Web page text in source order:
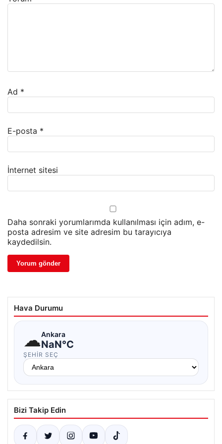
Ad *
E-posta *
İnternet sitesi
Daha sonraki yorumlarımda kullanılması için adım, e-
posta adresim ve site adresim bu tarayıcıya
kaydedilsin.
Hava Durumu
☁Ankara
NaN°C
ŞEHIR SEÇ
Bizi Takip Edin